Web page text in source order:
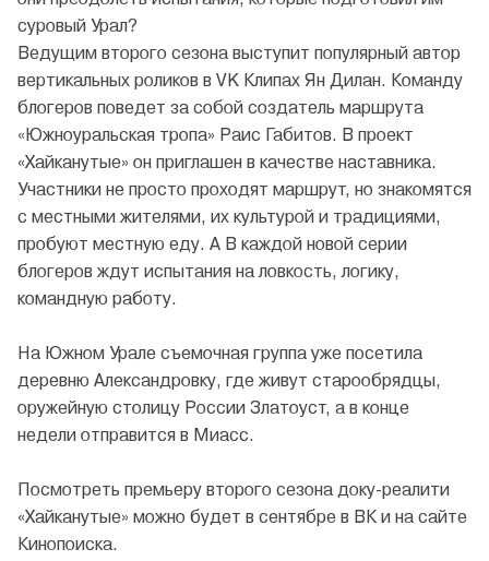
суровый Урал?
Ведущим второго сезона выступит популярный автор
вертикальных роликов в VK Клипах Ян Дилан. Команду
блогеров поведет за собой создатель маршрута
«Южноуральская тропа» Раис Габитов. В проект
«Хайканутые» он приглашен в качестве наставника.
Участники не просто проходят маршрут, но знакомятся
с местными жителями, их культурой и традициями,
пробуют местную еду. А В каждой новой серии
блогеров ждут испытания на ловкость, логику,
командную работу.
На Южном Урале съемочная группа уже посетила
деревню Александровку, где живут старообрядцы,
оружейную столицу России Златоуст, а в конце
недели отправится в Миасс.
Посмотреть премьеру второго сезона доку-реалити
«Хайканутые» можно будет в сентябре в ВК и на сайте
Кинопоиска.